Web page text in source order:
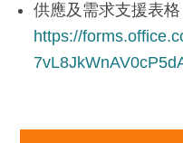
供應及需求支援表格
https://